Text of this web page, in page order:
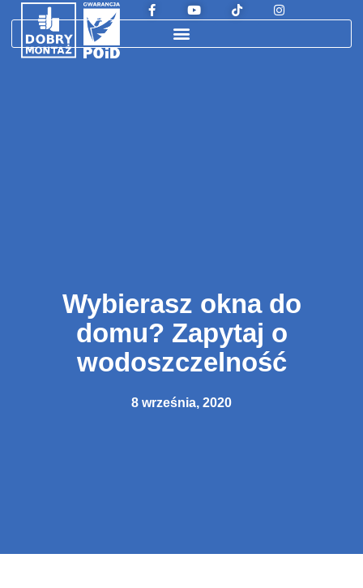
Wybierasz okna do
domu? Zapytaj o
wodoszczelność
8 września, 2020